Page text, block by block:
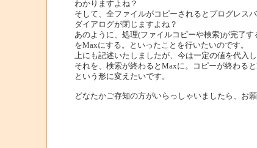
わかりますよね？
そして、全ファイルがコピーされるとプログレスバ
ダイアログが閉じますよね？
あのように、処理(ファイルコピーや検索)が完了す
をMaxにする。といったことを行いたいのです。
上にも記述いたしましたが、今は一定の値を代入し
それを、検索が終わるとMaxに。コピーが終わると
という形に変えたいです。
どなたかご存知の方がいらっしゃいましたら、お願